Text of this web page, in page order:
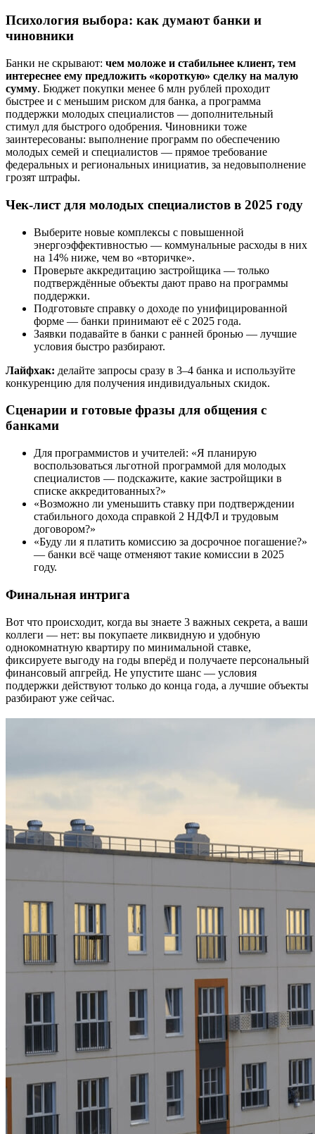
Психология выбора: как думают банки и
чиновники
Банки не скрывают: чем моложе и стабильнее клиент, тем
интереснее ему предложить «короткую» сделку на малую
сумму. Бюджет покупки менее 6 млн рублей проходит
быстрее и с меньшим риском для банка, а программа
поддержки молодых специалистов — дополнительный
стимул для быстрого одобрения. Чиновники тоже
заинтересованы: выполнение программ по обеспечению
молодых семей и специалистов — прямое требование
федеральных и региональных инициатив, за недовыполнение
грозят штрафы.
Чек-лист для молодых специалистов в 2025 году
Выберите новые комплексы с повышенной
энергоэффективностью — коммунальные расходы в них
на 14% ниже, чем во «вторичке».
Проверьте аккредитацию застройщика — только
подтверждённые объекты дают право на программы
поддержки.
Подготовьте справку о доходе по унифицированной
форме — банки принимают её с 2025 года.
Заявки подавайте в банки с ранней бронью — лучшие
условия быстро разбирают.
Лайфхак: делайте запросы сразу в 3–4 банка и используйте
конкуренцию для получения индивидуальных скидок.
Сценарии и готовые фразы для общения с
банками
Для программистов и учителей: «Я планирую
воспользоваться льготной программой для молодых
специалистов — подскажите, какие застройщики в
списке аккредитованных?»
«Возможно ли уменьшить ставку при подтверждении
стабильного дохода справкой 2 НДФЛ и трудовым
договором?»
«Буду ли я платить комиссию за досрочное погашение?»
— банки всё чаще отменяют такие комиссии в 2025
году.
Финальная интрига
Вот что происходит, когда вы знаете 3 важных секрета, а ваши
коллеги — нет: вы покупаете ликвидную и удобную
однокомнатную квартиру по минимальной ставке,
фиксируете выгоду на годы вперёд и получаете персональный
финансовый апгрейд. Не упустите шанс — условия
поддержки действуют только до конца года, а лучшие объекты
разбирают уже сейчас.